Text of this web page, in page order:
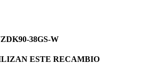
38GS-W
ESTE RECAMBIO